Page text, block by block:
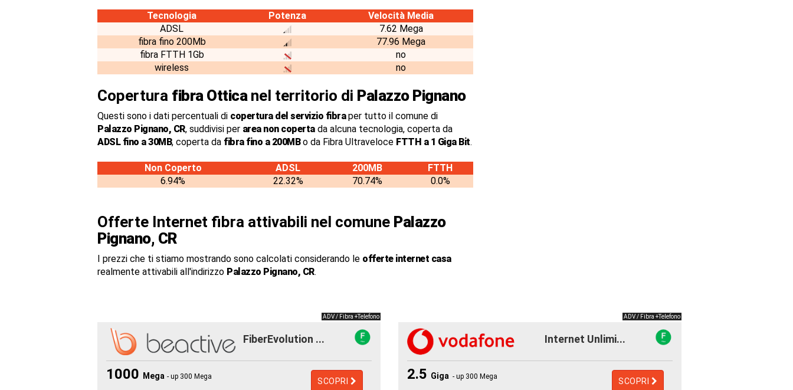
Tecnologia Potenza
Velocità Media
ADSL
7.62 Mega
fibra fino 200Mb
77.96 Mega
fibra FTTH 1Gb
no
wireless
no
Copertura fibra Otticanel territorio di Palazzo Pignano
Questi sono i dati percentuali di copertura del servizio fibraper tutto il comune di
Palazzo Pignano, CR, suddivisi per area non copertada alcuna tecnologia, coperta da
ADSL fino a 30MB, coperta da fibra fino a 200MBo da Fibra Ultraveloce FTTH a 1 Giga Bit.
Non Coperto ADSL 200MB
FTTH
6.94%
22.32% 70.74% 0.0%
Offerte Internet fibra attivabili nel comune Palazzo
Pignano, CR
I prezzi che ti stiamo mostrando sono calcolati considerando le offerte internet casa
realmente attivabili all'indirizzo Palazzo Pignano, CR.
ADV / Fibra +Telefono
FiberEvolution ...
1000 Mega - up 300 Mega SCOPRI
ADV / Fibra +Telefono
Internet Unlimi...
2.5 Giga - up 300 Mega SCOPRI